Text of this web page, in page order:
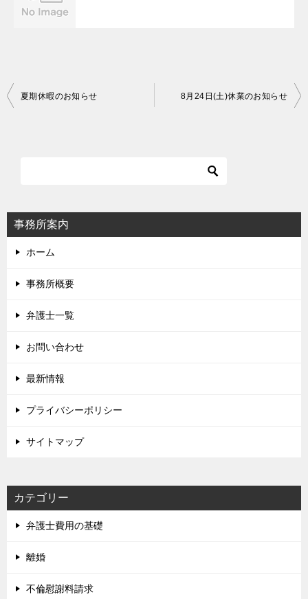
投
シ
ョ
夏期休暇のお知らせ 8月24日(土)休業のお知らせ
事務所案内
ホーム
事務所概要
弁護士一覧
お問い合わせ
最新情報
プライバシーポリシー
サイトマップ
カテゴリー
弁護士費用の基礎
離婚
不倫慰謝料請求